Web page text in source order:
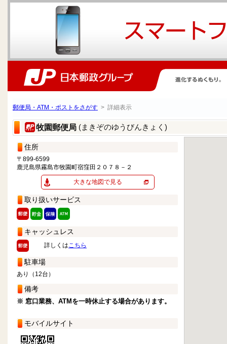
郵便局・ATM・ポストをさがす > 詳細表示
牧園郵便局 (まきぞのゆうびんきょく)
住所
〒899-6599
鹿児島県霧島市牧園町宿窪田２０７８－２
大きな地図で見る
取り扱いサービス
キャッシュレス
詳しくはこちら
駐車場
あり（12台）
備考
※ 窓口業務、ATMを一時休止する場合があります。
モバイルサイト